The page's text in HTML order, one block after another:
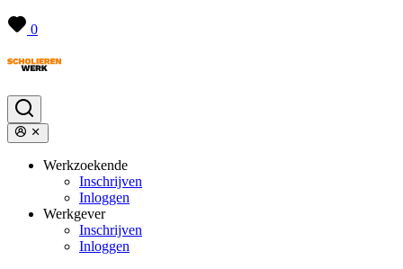
0
Werkzoekende
Inschrijven
Inloggen
Werkgever
Inschrijven
Inloggen